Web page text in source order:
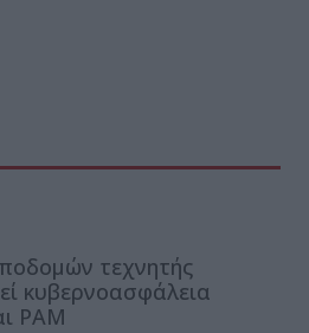
τεχνητής
κυβερνοασφάλεια
PAM